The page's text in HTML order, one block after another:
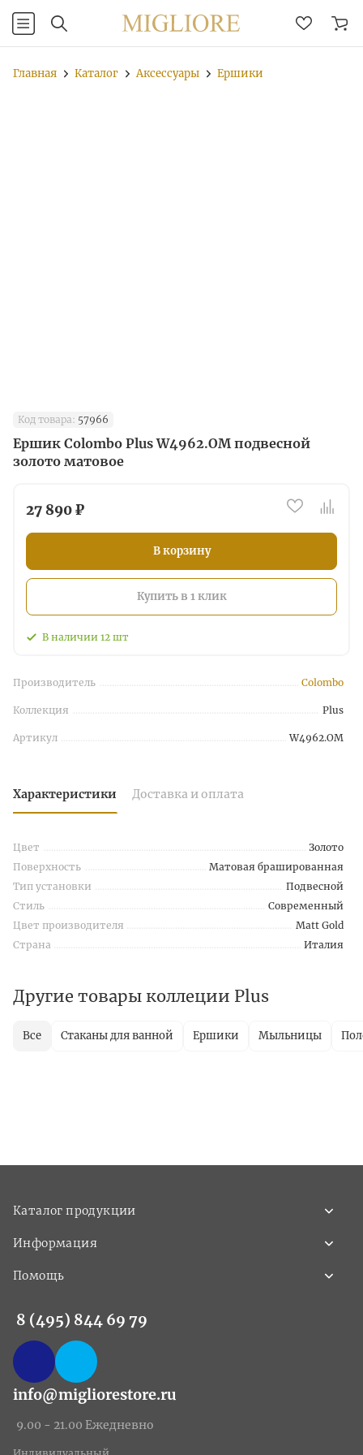
Главная Каталог Аксессуары Ершики
Код товара: 57966
Ершик Colombo Plus W4962.OM подвесной
золото матовое
27 890 ₽
В корзину
Купить в 1 клик
В наличии 12 шт
Производитель Colombo
Коллекция Plus
Артикул W4962.OM
Характеристики Доставка и оплата
Цвет
Золото
Поверхность
Матовая брашированная
Тип установки
Подвесной
Стиль
Современный
Цвет производителя
Matt Gold
Страна
Италия
Другие товары коллеции Plus
Все Стаканы для ванной Ершики Мыльницы
Каталог продукции
Информация
Помощь
8 (495) 844 69 79
info@migliorestore.ru
9.00 - 21.00 Ежедневно